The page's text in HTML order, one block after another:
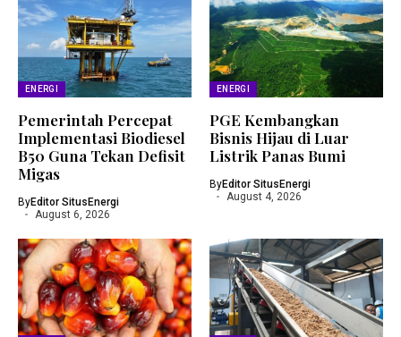
ENERGI
Pemerintah Percepat
Implementasi Biodiesel
B50 Guna Tekan Defisit
Migas
ByEditor SitusEnergi
August 6, 2026
ENERGI
PGE Kembangkan
Bisnis Hijau di Luar
Listrik Panas Bumi
ByEditor SitusEnergi
August 4, 2026